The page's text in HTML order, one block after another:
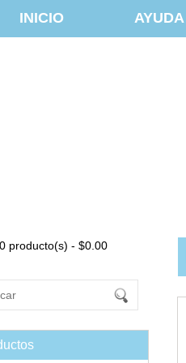
INICIO AYUDA
0 producto(s) - $0.00